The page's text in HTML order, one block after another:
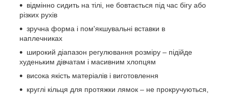
відмінно сидить на тілі, не бовтається під час бігу або
різких рухів
зручна форма і пом'якшувальні вставки в
наплечниках
широкий діапазон регулювання розміру – підійде
худеньким дівчатам і масивним хлопцям
висока якість матеріалів і виготовлення
круглі кільця для протяжки лямок – не прокручуються,